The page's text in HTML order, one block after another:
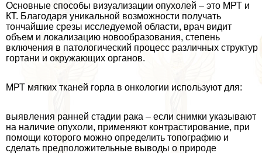
Основные способы визуализации опухолей – это МРТ и
КТ. Благодаря уникальной возможности получать
тончайшие срезы исследуемой области, врач видит
объем и локализацию новообразования, степень
включения в патологический процесс различных структур
гортани и окружающих органов.
МРТ мягких тканей горла в oнкoлoгии используют для:
выявления ранней стадии paка – если снимки указывают
на наличие опухоли, применяют контрастирование, при
помощи которого можно определить топографию и
сделать предположительные выводы о природе